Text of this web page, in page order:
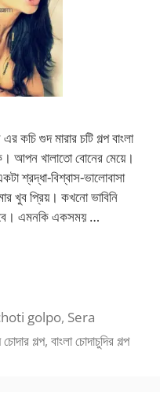
গুদ মারার চটি গল্প বাংলা
আপন খালাতো বোনের মেয়ে।
শ্রদ্ধা-বিশ্বাস-ভালোবাসা
খুব প্রিয়। কখনো ভাবিনি
এমনকি একসময় …
golpo, Sera
গল্প, বাংলা চোদাচুদির গল্প